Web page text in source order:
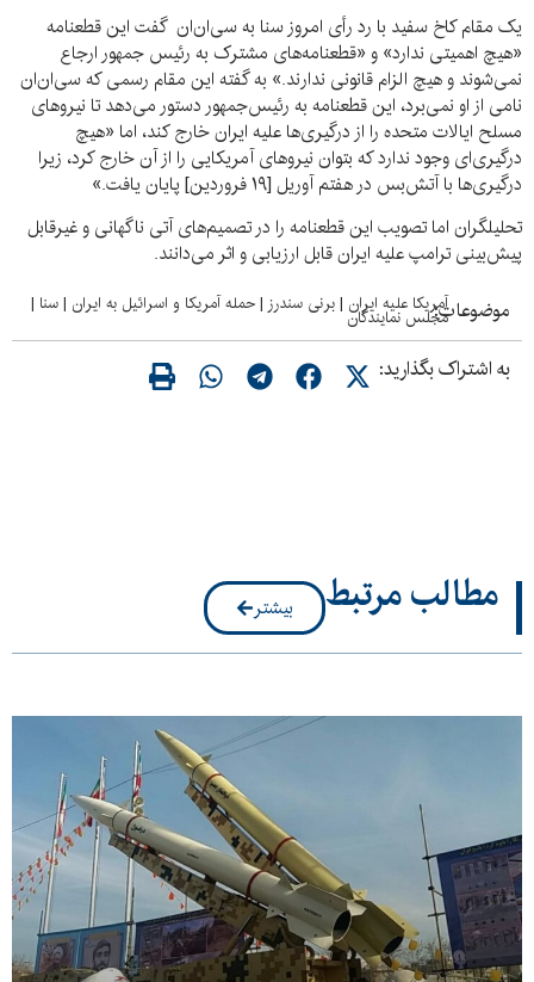
یک مقام کاخ سفید با رد رأی امروز سنا به سی‌ان‌ان گفت این قطعنامه
«هیچ اهمیتی ندارد» و «قطعنامه‌های مشترک به رئیس جمهور ارجاع
نمی‌شوند و هیچ الزام قانونی ندارند.» به گفته این مقام رسمی که سی‌ان‌ان
نامی از او نمی‌برد، این قطعنامه به رئیس‌جمهور دستور می‌دهد تا نیروهای
مسلح ایالات متحده را از درگیری‌ها علیه ایران خارج کند، اما «هیچ
درگیری‌ای وجود ندارد که بتوان نیروهای آمریکایی را از آن خارج کرد، زیرا
درگیری‌ها با آتش‌بس در هفتم آوریل [۱۹ فروردین] پایان یافت.»
تحلیلگران اما تصویب این قطعنامه را در تصمیم‌های آتی ناگهانی و غیرقابل
پیش‌بینی ترامپ علیه ایران قابل ارزیابی و اثر می‌دانند.
موضوعات:آمریکا علیه ایران |برنی سندرز |حمله آمریکا و اسرائیل به ایران |سنا |
مجلس نمایندگان
به اشتراک بگذارید:
مطالب مرتبط بیشتر